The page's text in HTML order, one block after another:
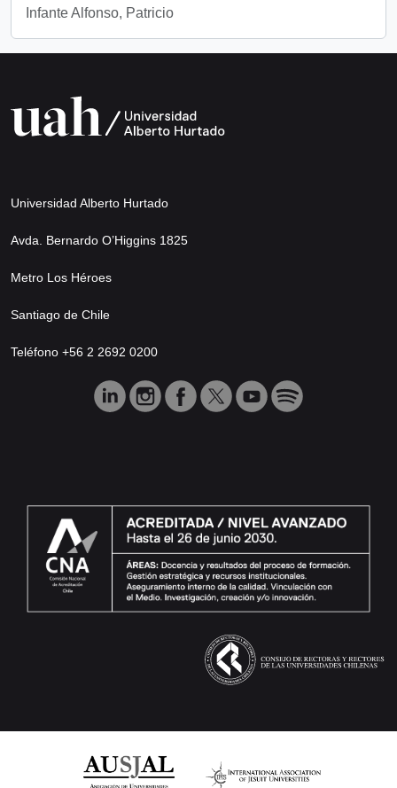
Infante Alfonso, Patricio
Universidad Alberto Hurtado
Avda. Bernardo O’Higgins 1825
Metro Los Héroes
Santiago de Chile
Teléfono +56 2 2692 0200